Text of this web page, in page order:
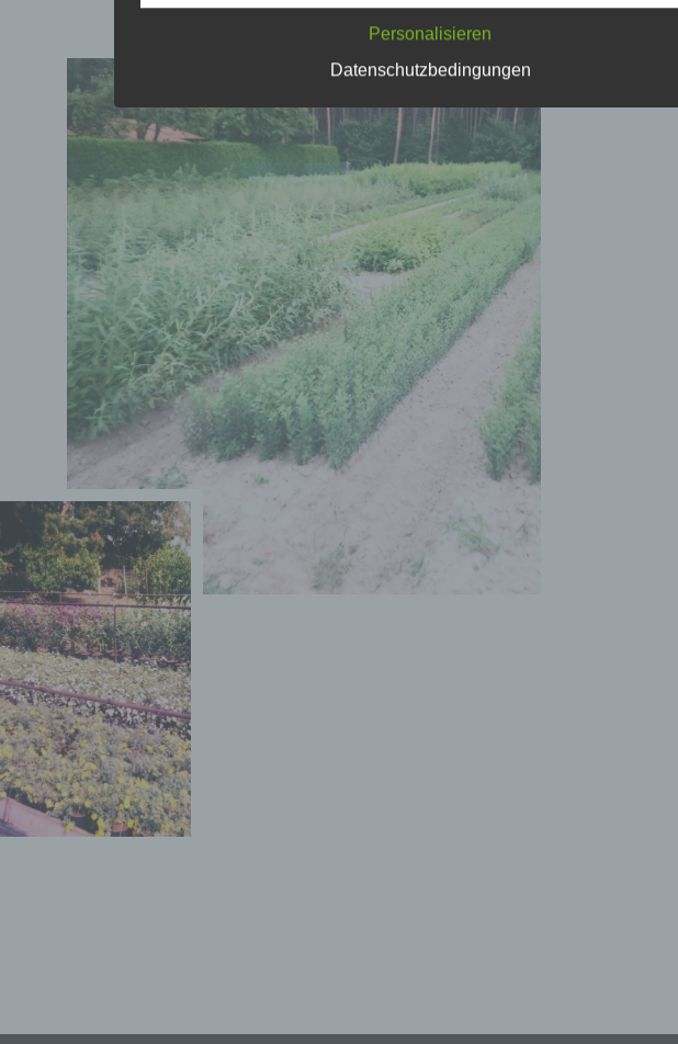
Betroffene Person ist jede identifizierte oder identifizierbare
Person, deren personenbezogene Daten von dem für die
Verantwortlichen verarbeitet werden.
c) Verarbeitung
Verarbeitung ist jeder mit oder ohne Hilfe automatisierter Verfahren
ausgeführte Vorgang oder jede solche Vorgangsreihe im
Zusammenhang mit personenbezogenen Daten wie das Erheben,
Erfassen, die Organisation, das Ordnen, die Speicherung, die
Anpassung oder Veränderung, das Auslesen, das Abfragen, die
Verwendung, die Offenlegung durch Übermittlung, Verbreitung oder
eine andere Form der Bereitstellung, den Abgleich oder die
Verknüpfung, die Einschränkung, das Löschen oder die
d) Einschränkung der Verarbeitung
Einschränkung der Verarbeitung ist die Markierung gespeicherter
personenbezogener Daten mit dem Ziel, ihre künftige Verarbeitung
einzuschränken.
e) Profiling
Profiling ist jede Art der automatisierten Verarbeitung
personenbezogener Daten, die darin besteht, dass diese
personenbezogenen Daten verwendet werden, um bestimmte
persönliche Aspekte, die sich auf eine natürliche Person beziehen,
bewerten, insbesondere, um Aspekte bezüglich Arbeitsleistung,
wirtschaftlicher Lage, Gesundheit, persönlicher Vorlieben,
Zuverlässigkeit, Verhalten, Aufenthaltsort oder Ortswechsel dieser
betroffenen Person zugeordnet werden können, sofern diese
Personalisieren
Datenschutzbedingungen